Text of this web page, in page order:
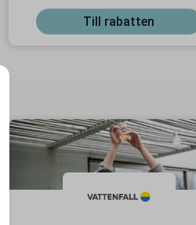
Till rabatten